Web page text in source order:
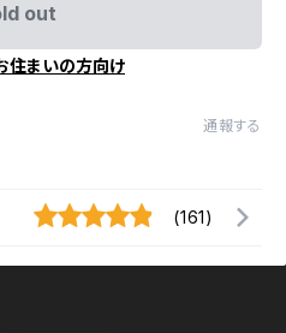
out
住まいの方向け
通報する
(161)